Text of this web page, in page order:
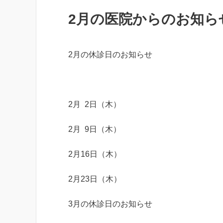
2月の医院からのお知ら
2月の休診日のお知らせ
2月 2日（木）
2月 9日（木）
2月16日（木）
2月23日（木）
3月の休診日のお知らせ